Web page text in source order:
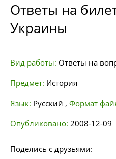
Ответы на
Украины
Вид работы: Ответы на
Предмет: История
Язык: Русский , Формат
Опубликовано: 2008-12-09
Поделись с друзьями: